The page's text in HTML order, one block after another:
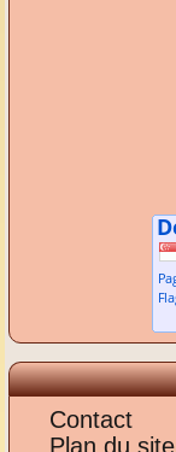
Contact
Plan du site